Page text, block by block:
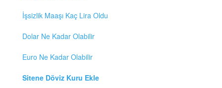
İşsizlik Maaşı Kaç Lira Oldu
Dolar Ne Kadar Olabilir
Euro Ne Kadar Olabilir
Sitene Döviz Kuru Ekle